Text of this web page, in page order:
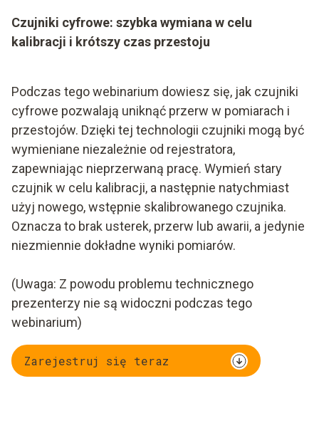
Czujniki cyfrowe: szybka wymiana w celu
kalibracji i krótszy czas przestoju
Podczas tego webinarium dowiesz się, jak czujniki
cyfrowe pozwalają uniknąć przerw w pomiarach i
przestojów. Dzięki tej technologii czujniki mogą być
wymieniane niezależnie od rejestratora,
zapewniając nieprzerwaną pracę. Wymień stary
czujnik w celu kalibracji, a następnie natychmiast
użyj nowego, wstępnie skalibrowanego czujnika.
Oznacza to brak usterek, przerw lub awarii, a jedynie
niezmiennie dokładne wyniki pomiarów.
(Uwaga: Z powodu problemu technicznego
prezenterzy nie są widoczni podczas tego
webinarium)
Zarejestruj się teraz